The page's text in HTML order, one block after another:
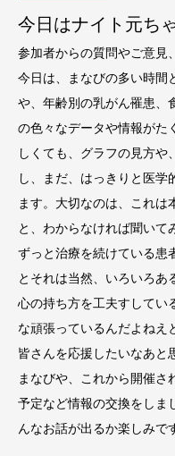
今日はナイト元ち
参加者からの質問やご意見
今日は、まなびの多い時間
や、年齢別の乳がん罹患、
の色々なデータや情報がた
しくても、グラフの見方や
し、まだ、はっきりと医学
ます。大切なのは、これは
と、わからなければ聞いて
ずっと治療を続けている患
とそれは当然、いろいろあ
心の持ち方を工夫すしてい
な頑張っているんだよねえ
皆さんを応援したいなあと
まなびや、これから開催さ
予定など情報の交換をしま
んなお話が出るか楽しみで